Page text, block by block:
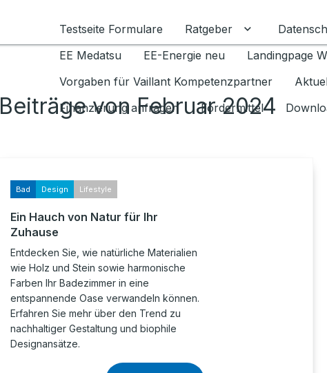
Testseite Formulare
Ratgeber Untermenü
EE Medatsu
EE-Energie neu Landingpage
Vorgaben für Vaillant Kompetenzpartner
Finanzierung anfragen
Fördermittel
Beiträge von Februar 2024
Bad Design Lifestyle
Ein Hauch von Natur für Ihr
Zuhause
Entdecken Sie, wie natürliche Materialien
wie Holz und Stein sowie harmonische
Farben Ihr Badezimmer in eine
entspannende Oase verwandeln können.
Erfahren Sie mehr über den Trend zu
nachhaltiger Gestaltung und biophile
Designansätze.